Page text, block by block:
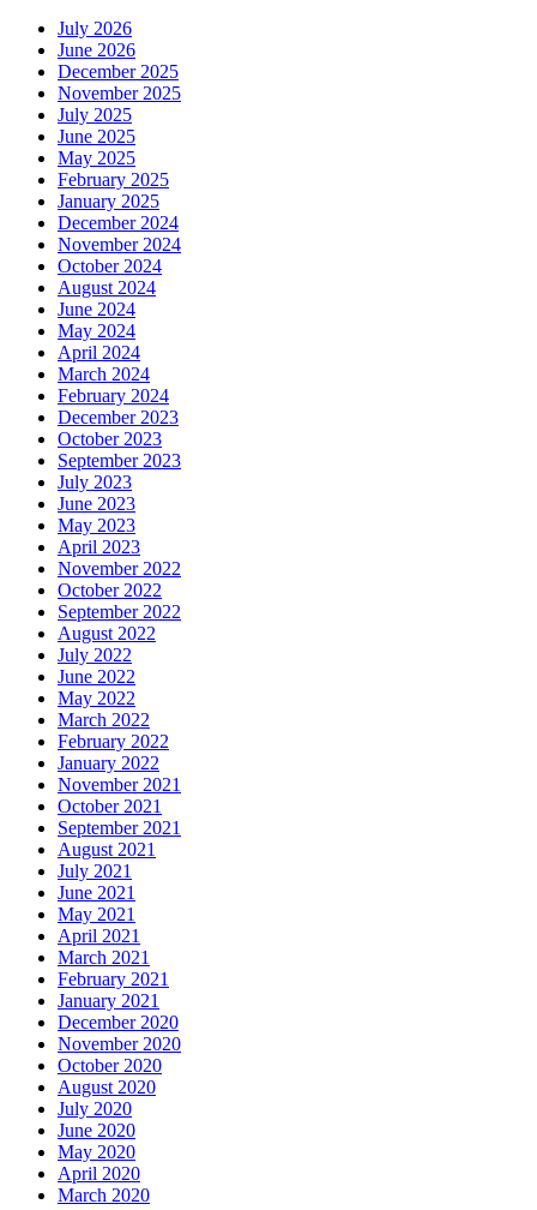
July 2026
June 2026
December 2025
November 2025
July 2025
June 2025
May 2025
February 2025
January 2025
December 2024
November 2024
October 2024
August 2024
June 2024
May 2024
April 2024
March 2024
February 2024
December 2023
October 2023
September 2023
July 2023
June 2023
May 2023
April 2023
November 2022
October 2022
September 2022
August 2022
July 2022
June 2022
May 2022
March 2022
February 2022
January 2022
November 2021
October 2021
September 2021
August 2021
July 2021
June 2021
May 2021
April 2021
March 2021
February 2021
January 2021
December 2020
November 2020
October 2020
August 2020
July 2020
June 2020
May 2020
April 2020
March 2020